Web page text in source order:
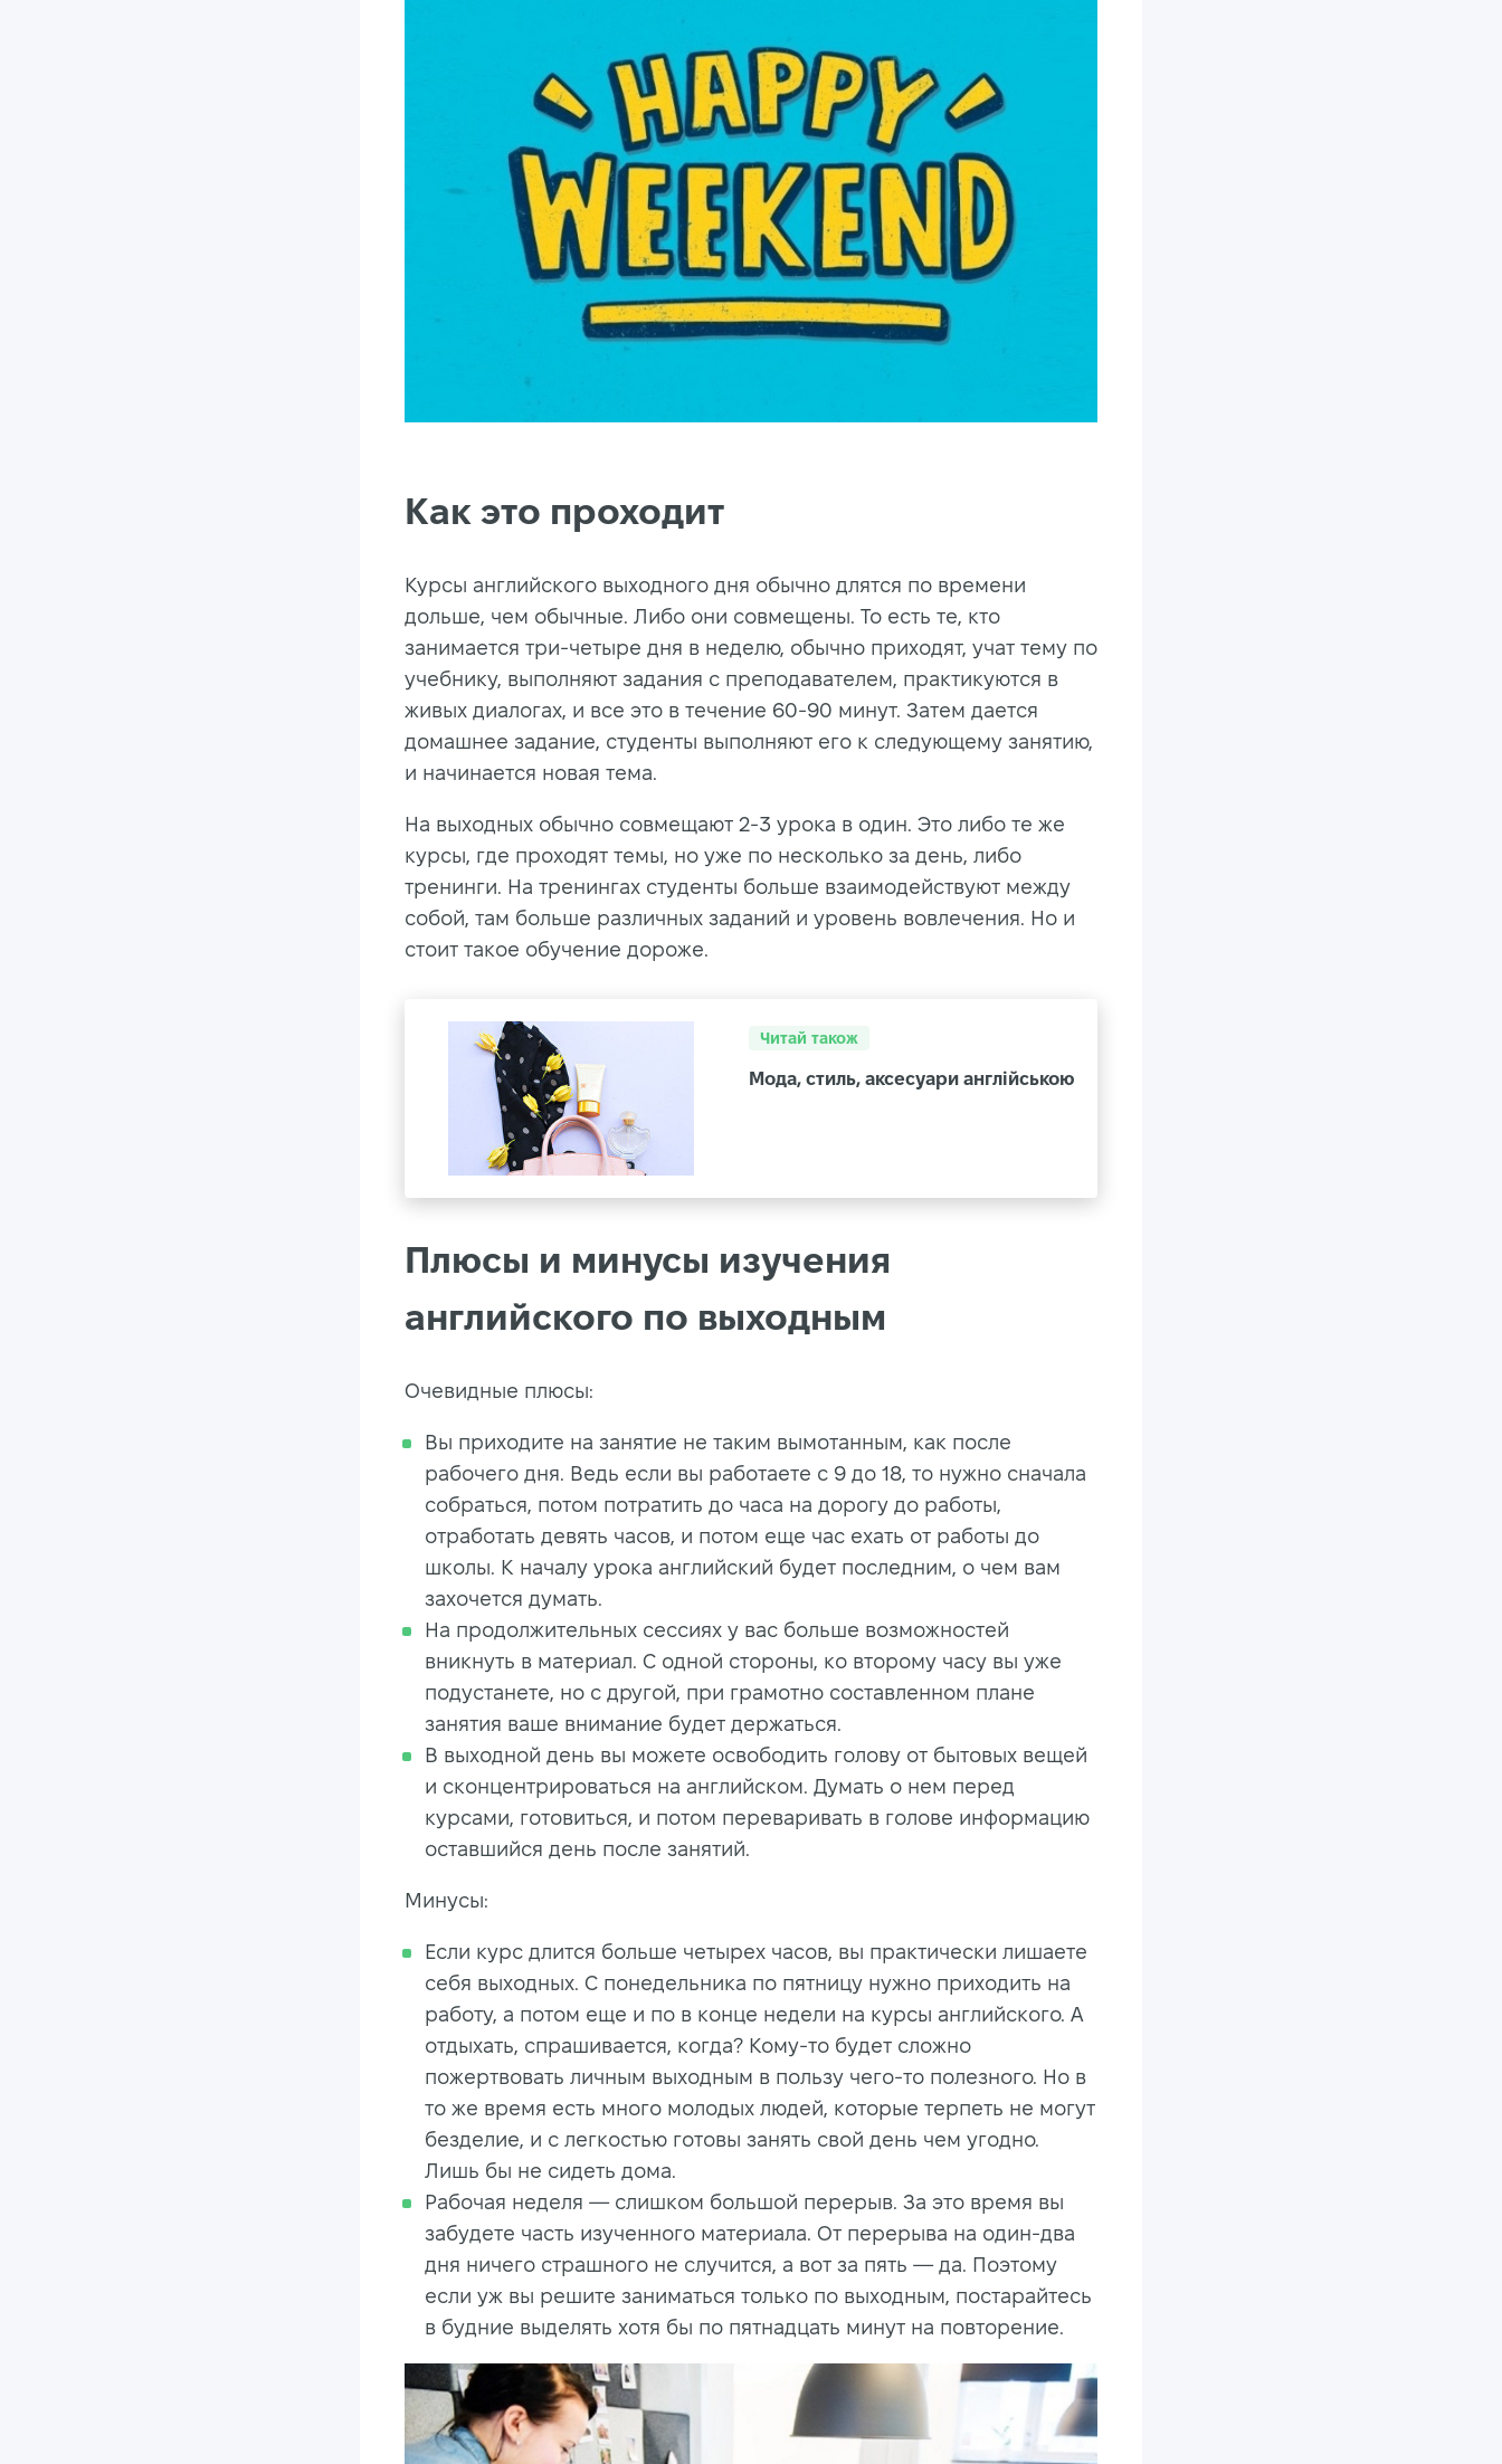
Как это проходит
Курсы английского выходного дня обычно длятся по времени
дольше, чем обычные. Либо они совмещены. То есть те, кто
занимается три-четыре дня в неделю, обычно приходят, учат тему по
учебнику, выполняют задания с преподавателем, практикуются в
живых диалогах, и все это в течение 60-90 минут. Затем дается
домашнее задание, студенты выполняют его к следующему занятию,
и начинается новая тема.
На выходных обычно совмещают 2-3 урока в один. Это либо те же
курсы, где проходят темы, но уже по несколько за день, либо
тренинги. На тренингах студенты больше взаимодействуют между
собой, там больше различных заданий и уровень вовлечения. Но и
стоит такое обучение дороже.
Читай також
Мода, стиль, аксесуари англійською
Плюсы и минусы изучения
английского по выходным
Очевидные плюсы:
Вы приходите на занятие не таким вымотанным, как после
рабочего дня. Ведь если вы работаете с 9 до 18, то нужно сначала
собраться, потом потратить до часа на дорогу до работы,
отработать девять часов, и потом еще час ехать от работы до
школы. К началу урока английский будет последним, о чем вам
захочется думать.
На продолжительных сессиях у вас больше возможностей
вникнуть в материал. С одной стороны, ко второму часу вы уже
подустанете, но с другой, при грамотно составленном плане
занятия ваше внимание будет держаться.
В выходной день вы можете освободить голову от бытовых вещей
и сконцентрироваться на английском. Думать о нем перед
курсами, готовиться, и потом переваривать в голове информацию
оставшийся день после занятий.
Минусы:
Если курс длится больше четырех часов, вы практически лишаете
себя выходных. С понедельника по пятницу нужно приходить на
работу, а потом еще и по в конце недели на курсы английского. А
отдыхать, спрашивается, когда? Кому-то будет сложно
пожертвовать личным выходным в пользу чего-то полезного. Но в
то же время есть много молодых людей, которые терпеть не могут
безделие, и с легкостью готовы занять свой день чем угодно.
Лишь бы не сидеть дома.
Рабочая неделя — слишком большой перерыв. За это время вы
забудете часть изученного материала. От перерыва на один-два
дня ничего страшного не случится, а вот за пять — да. Поэтому
если уж вы решите заниматься только по выходным, постарайтесь
в будние выделять хотя бы по пятнадцать минут на повторение.